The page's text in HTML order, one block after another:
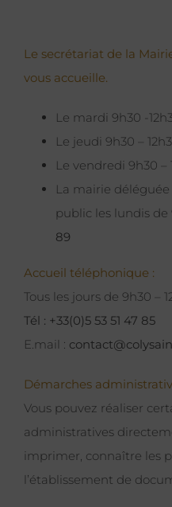
Le secrétariat de la
vous accueille.
Le mardi 9h30 -
Le jeudi 9h30 –
Le vendredi 9h30 –
La mairie
public les lundis de
89
Accueil téléphonique :
Tous les jours de 9h30 –
Tél : +33(0)5 53 51 47 85
E.mail :
Démarches
Vous pouvez réaliser
administratives
imprimer, connaître les
l’établissement de